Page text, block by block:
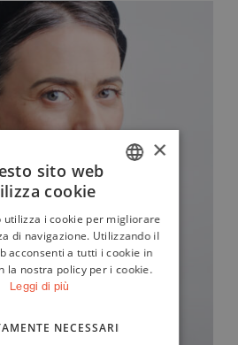
ENGLISH
×
sito web
cookie
utilizza i cookie per migliorare
di navigazione. Utilizzando il
acconsenti a tutti i cookie in
la nostra policy per i cookie.
Leggi di più
NECESSARI